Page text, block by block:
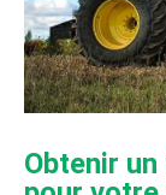
Obtenir